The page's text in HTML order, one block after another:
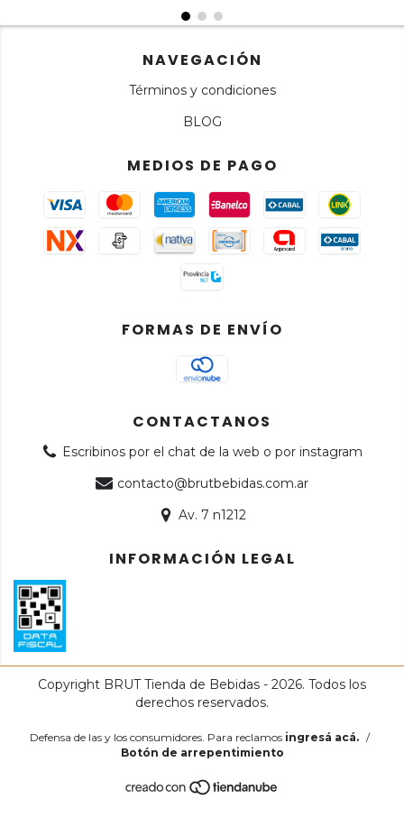
NAVEGACIÓN
Términos y condiciones
BLOG
MEDIOS DE PAGO
FORMAS DE ENVÍO
CONTACTANOS
Escribinos por el chat de la web o por instagram
contacto@brutbebidas.com.ar
Av. 7 n1212
INFORMACIÓN LEGAL
Copyright BRUT Tienda de Bebidas - 2026. Todos los
derechos reservados.
Defensa de las y los consumidores. Para reclamos ingresá acá. /
Botón de arrepentimiento